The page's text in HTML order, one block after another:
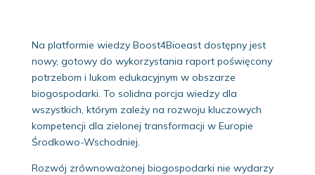
Na platformie wiedzy Boost4Bioeast dostępny jest
nowy, gotowy do wykorzystania raport poświęcony
potrzebom i lukom edukacyjnym w obszarze
biogospodarki. To solidna porcja wiedzy dla
wszystkich, którym zależy na rozwoju kluczowych
kompetencji dla zielonej transformacji w Europie
Środkowo-Wschodniej.
Rozwój zrównoważonej biogospodarki nie wydarzy